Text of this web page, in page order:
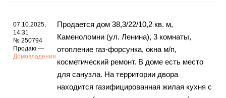
07.10.2025,
14:31
№ 250794
Продаю —
Домовладения
Продается дом 38,3/22/10,2 кв. м,
Каменоломни (ул. Ленина), 3 комнаты,
отопление газ-форсунка, окна м/п,
косметический ремонт. В доме есть место
для санузла. На территории двора
находится газифицированная жилая кухня с